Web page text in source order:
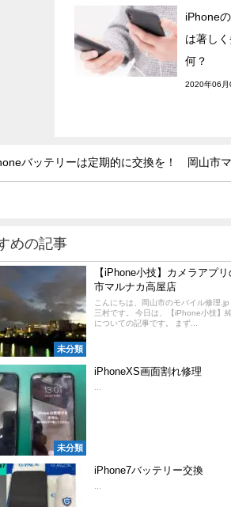
iPhone
は著し
何？
2020年06月
バッテリーは定期的に交換を！ 岡山市
めの記事
未分類
【iPhone小技】カメラアプ
市マルナカ高屋店
こんにちは、岡山市のモバイル修理
三村です。 今日は、【iPhone小技】
についての記事です。 まず...
未分類
iPhoneXS画面割れ修理
iPhone7バッテリー交換